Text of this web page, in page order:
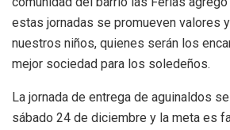
estas jornadas se promueven valores
nuestros niños, quienes serán los
mejor sociedad para los soledeños.
La jornada de entrega de aguinaldos
sábado 24 de diciembre y la meta es